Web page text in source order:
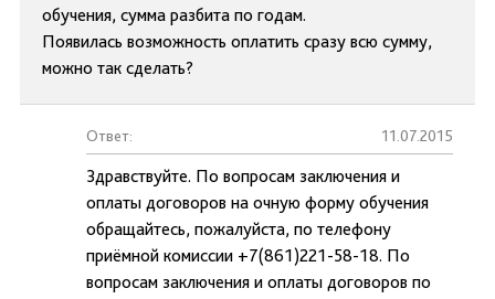
обучения, сумма разбита по годам.
Появилась возможность оплатить сразу всю сумму,
можно так сделать?
Ответ: 11.07.2015
Здравствуйте. По вопросам заключения и
оплаты договоров на очную форму обучения
обращайтесь, пожалуйста, по телефону
приёмной комиссии +7(861)221-58-18. По
вопросам заключения и оплаты договоров по